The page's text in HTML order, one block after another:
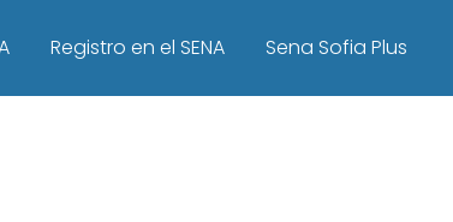
Registro en el SENA Sena Sofia Plus